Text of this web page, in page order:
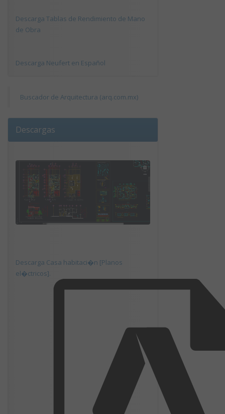
Descarga Tablas de Rendimiento de Mano
de Obra
Descarga Neufert en Español
Buscador de Arquitectura (arq.com.mx)
Descargas
Descarga Casa habitaci�n [Planos
el�ctricos].